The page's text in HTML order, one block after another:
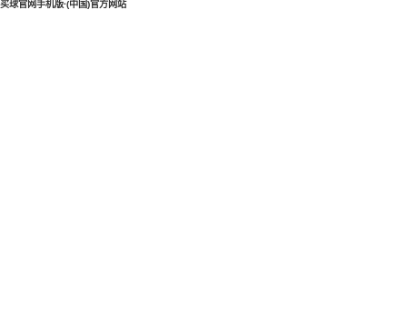
买球官网手机版·(中国)官方网站